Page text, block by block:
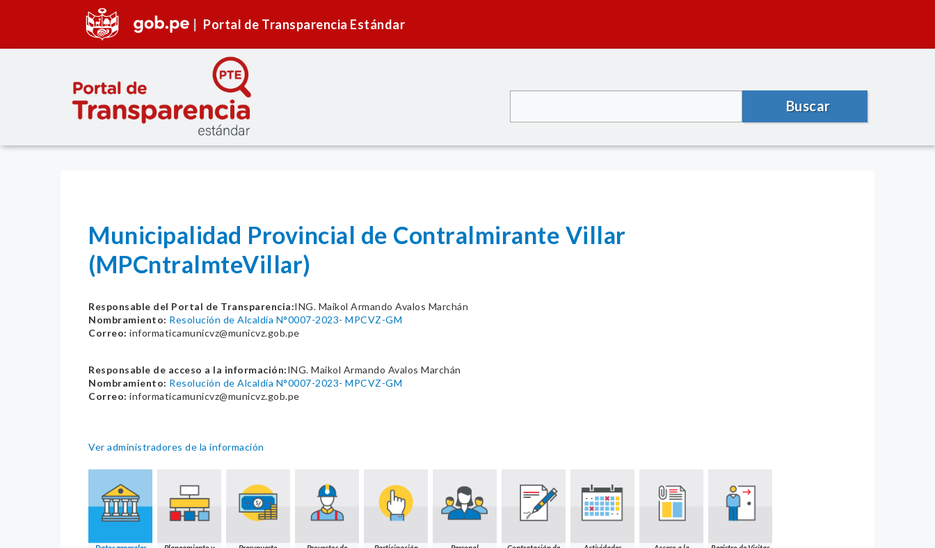
Portal de Transparencia Estándar
Buscar
Municipalidad Provincial de Contralmirante Villar
(MPCntralmteVillar)
Responsable del Portal de Transparencia:ING. Maikol Armando Avalos Marchán
Nombramiento: Resolución de Alcaldía N°0007-2023- MPCVZ-GM
Correo: informaticamunicvz@municvz.gob.pe
Responsable de acceso a la información:ING. Maikol Armando Avalos Marchán
Nombramiento: Resolución de Alcaldía N°0007-2023- MPCVZ-GM
Correo: informaticamunicvz@municvz.gob.pe
Ver administradores de la información